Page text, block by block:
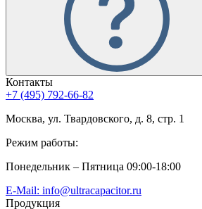
Контакты
+7 (495) 792-66-82
Москва, ул. Твардовского, д. 8, стр. 1
Режим работы:
Понедельник – Пятница 09:00-18:00
E-Mail: info@ultracapacitor.ru
Продукция